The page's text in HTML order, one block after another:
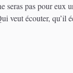
seras pas pour eux
écouter, qu’il